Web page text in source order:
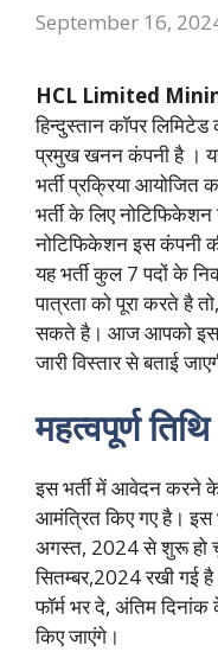
September 16,
HCL Limited
हिन्दुस्तान कॉपर
प्रमुख खनन कंपनी है ।
भर्ती प्रक्रिया
भर्ती के लिए
नोटिफिकेशन इस कंपनी
यह भर्ती कुल 7 पदों के
पात्रता को पूरा करते है
सकते है। आज आपको इस
जारी विस्तार से बताई
महत्वपूर्ण तिथि
इस भर्ती में आवेदन करने
आमंत्रित किए गए है। इस
अगस्त, 2024 से शुरू हो
सितम्बर,2024 रखी गई
फॉर्म भर दे, अंतिम दिनांक
किए जाएंगे।